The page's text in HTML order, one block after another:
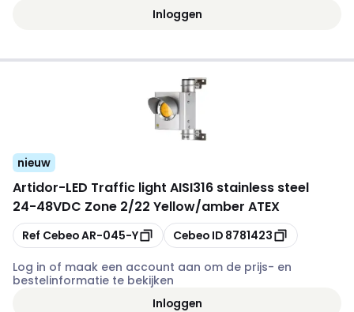
Inloggen
nieuw
Artidor-LED Traffic light AISI316 stainless steel
24-48VDC Zone 2/22 Yellow/amber ATEX
Kopiëren
Ref CebeoAR-045-Y Kopiëren
Cebeo ID 8781423
Log in of maak een account aan om de prijs- en
bestelinformatie te bekijken
Inloggen